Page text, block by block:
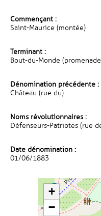
Commençant :
Saint-Maurice (montée)
Terminant :
Bout-du-Monde
Dénomination précédente :
Château (rue du)
Noms révolutionnaires :
Défenseurs-Patriotes (rue
Date dénomination :
01/06/1883
+
−